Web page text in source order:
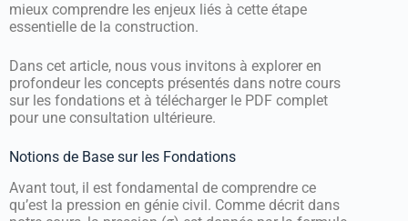
mieux comprendre les enjeux liés à cette étape
essentielle de la construction.
Dans cet article, nous vous invitons à explorer en
profondeur les concepts présentés dans notre cours
sur les fondations et à télécharger le PDF complet
pour une consultation ultérieure.
Notions de Base sur les Fondations
Avant tout, il est fondamental de comprendre ce
qu’est la pression en génie civil. Comme décrit dans